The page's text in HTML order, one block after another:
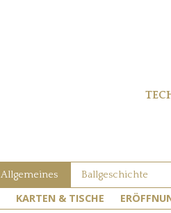
Allgemeines
KARTEN & TISCHE
Ballgeschichte